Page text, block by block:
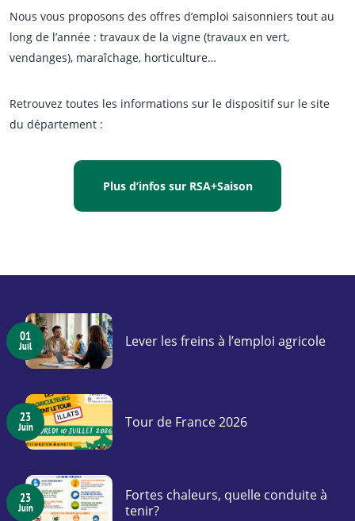
Nous vous proposons des offres d’emploi saisonniers tout au
long de l’année : travaux de la vigne (travaux en vert,
vendanges), maraîchage, horticulture…
Retrouvez toutes les informations sur le dispositif sur le site
du département :
Plus d’infos sur RSA+Saison
01
Juil Lever les freins à l’emploi agricole
23
Juin Tour de France 2026
23
Juin
Fortes chaleurs, quelle conduite à
tenir?